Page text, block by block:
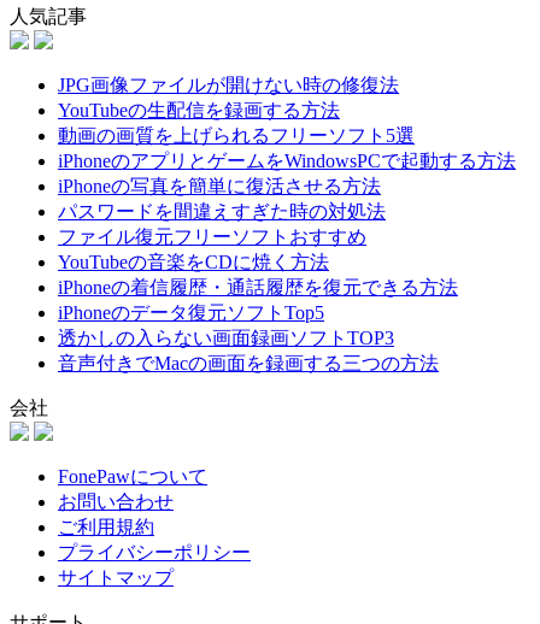
人気記事
JPG画像ファイルが開けない時の修復法
YouTubeの生配信を録画する方法
動画の画質を上げられるフリーソフト5選
iPhoneのアプリとゲームをWindowsPCで起動する方法
iPhoneの写真を簡単に復活させる方法
パスワードを間違えすぎた時の対処法
ファイル復元フリーソフトおすすめ
YouTubeの音楽をCDに焼く方法
iPhoneの着信履歴・通話履歴を復元できる方法
iPhoneのデータ復元ソフトTop5
透かしの入らない画面録画ソフトTOP3
音声付きでMacの画面を録画する三つの方法
会社
FonePawについて
お問い合わせ
ご利用規約
プライバシーポリシー
サイトマップ